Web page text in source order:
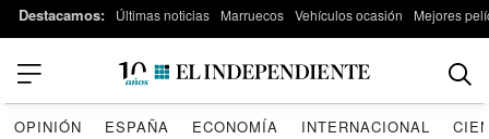
Destacamos: Últimas noticias Marruecos Vehículos ocasión Mejores
OPINIÓN ESPAÑA ECONOMÍA INTERNACIONAL